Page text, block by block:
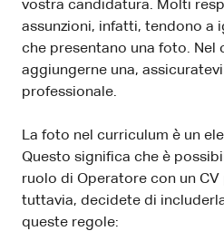
vostra candidatura. Molti
assunzioni, infatti, tendono a
che presentano una foto. Nel
aggiungerne una,
professionale.
La foto nel curriculum è un
Questo significa che è
ruolo di Operatore con un
tuttavia, decidete di
queste regole: